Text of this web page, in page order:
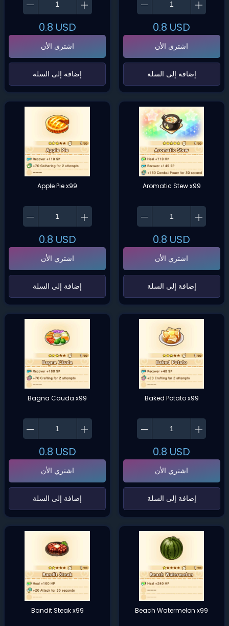
0.8 USD
اشتري الأن
‌إضافة إلى السلة‌
0.8 USD
اشتري الأن
‌إضافة إلى السلة‌
Apple Pie x99
0.8 USD
اشتري الأن
‌إضافة إلى السلة‌
Aromatic Stew x99
0.8 USD
اشتري الأن
‌إضافة إلى السلة‌
Bagna Cauda x99
0.8 USD
اشتري الأن
‌إضافة إلى السلة‌
Baked Potato x99
0.8 USD
اشتري الأن
‌إضافة إلى السلة‌
Bandit Steak x99 Beach Watermelon x99